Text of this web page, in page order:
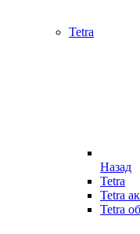
Tetra
Назад
Tetra
Tetra
Tetra